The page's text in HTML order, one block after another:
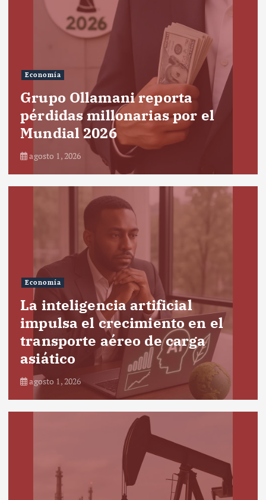
Economía
Grupo Ollamani reporta
pérdidas millonarias por el
Mundial 2026
agosto 1, 2026
Economía
La inteligencia artificial
impulsa el crecimiento en el
transporte aéreo de carga
asiático
agosto 1, 2026